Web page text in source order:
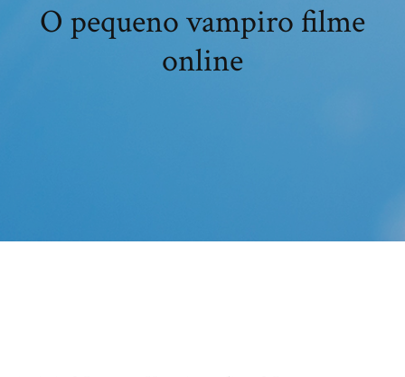
O pequeno vampiro filme
online